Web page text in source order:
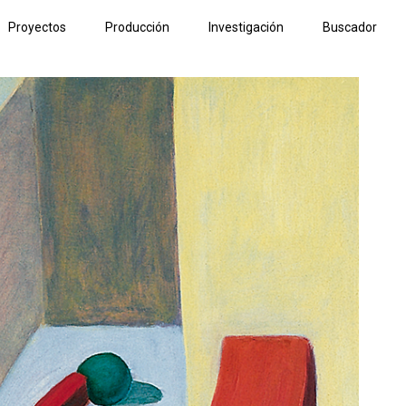
Proyectos Producción Investigación Buscador